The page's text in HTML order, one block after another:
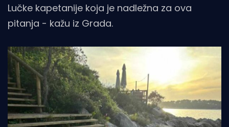
Lučke kapetanije koja je nadležna za ova
pitanja - kažu iz Grada.